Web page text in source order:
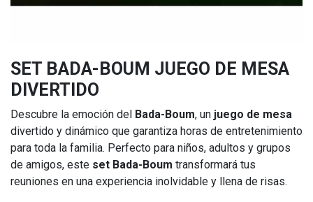
SET BADA-BOUM JUEGO DE MESA
DIVERTIDO
Descubre la emoción del Bada-Boum, un juego de mesa
divertido y dinámico que garantiza horas de entretenimiento
para toda la familia. Perfecto para niños, adultos y grupos
de amigos, este set Bada-Boum transformará tus
reuniones en una experiencia inolvidable y llena de risas.